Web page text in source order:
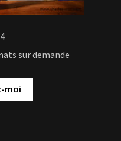
sur demande
moi